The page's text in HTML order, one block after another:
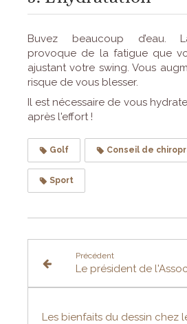
Buvez beaucoup d’eau.
provoque de la fatigue que
ajustant votre swing. Vous
risque de vous blesser.
Il est nécessaire de vous
après l'effort !
Golf Conseil de
Sport
Précédent